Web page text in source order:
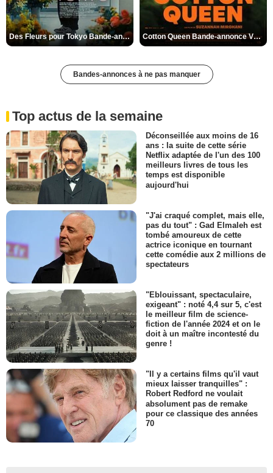
Des Fleurs pour Tokyo Bande-annonce VO STFR Cotton Queen Bande-annonce VO STFR
Bandes-annonces à ne pas manquer
Top actus de la semaine
Déconseillée aux moins de 16
ans : la suite de cette série
Netflix adaptée de l'un des 100
meilleurs livres de tous les
temps est disponible
aujourd'hui
"J'ai craqué complet, mais elle,
pas du tout" : Gad Elmaleh est
tombé amoureux de cette
actrice iconique en tournant
cette comédie aux 2 millions de
spectateurs
"Eblouissant, spectaculaire,
exigeant" : noté 4,4 sur 5, c'est
le meilleur film de science-
fiction de l'année 2024 et on le
doit à un maître incontesté du
genre !
"Il y a certains films qu'il vaut
mieux laisser tranquilles" :
Robert Redford ne voulait
absolument pas de remake
pour ce classique des années
70